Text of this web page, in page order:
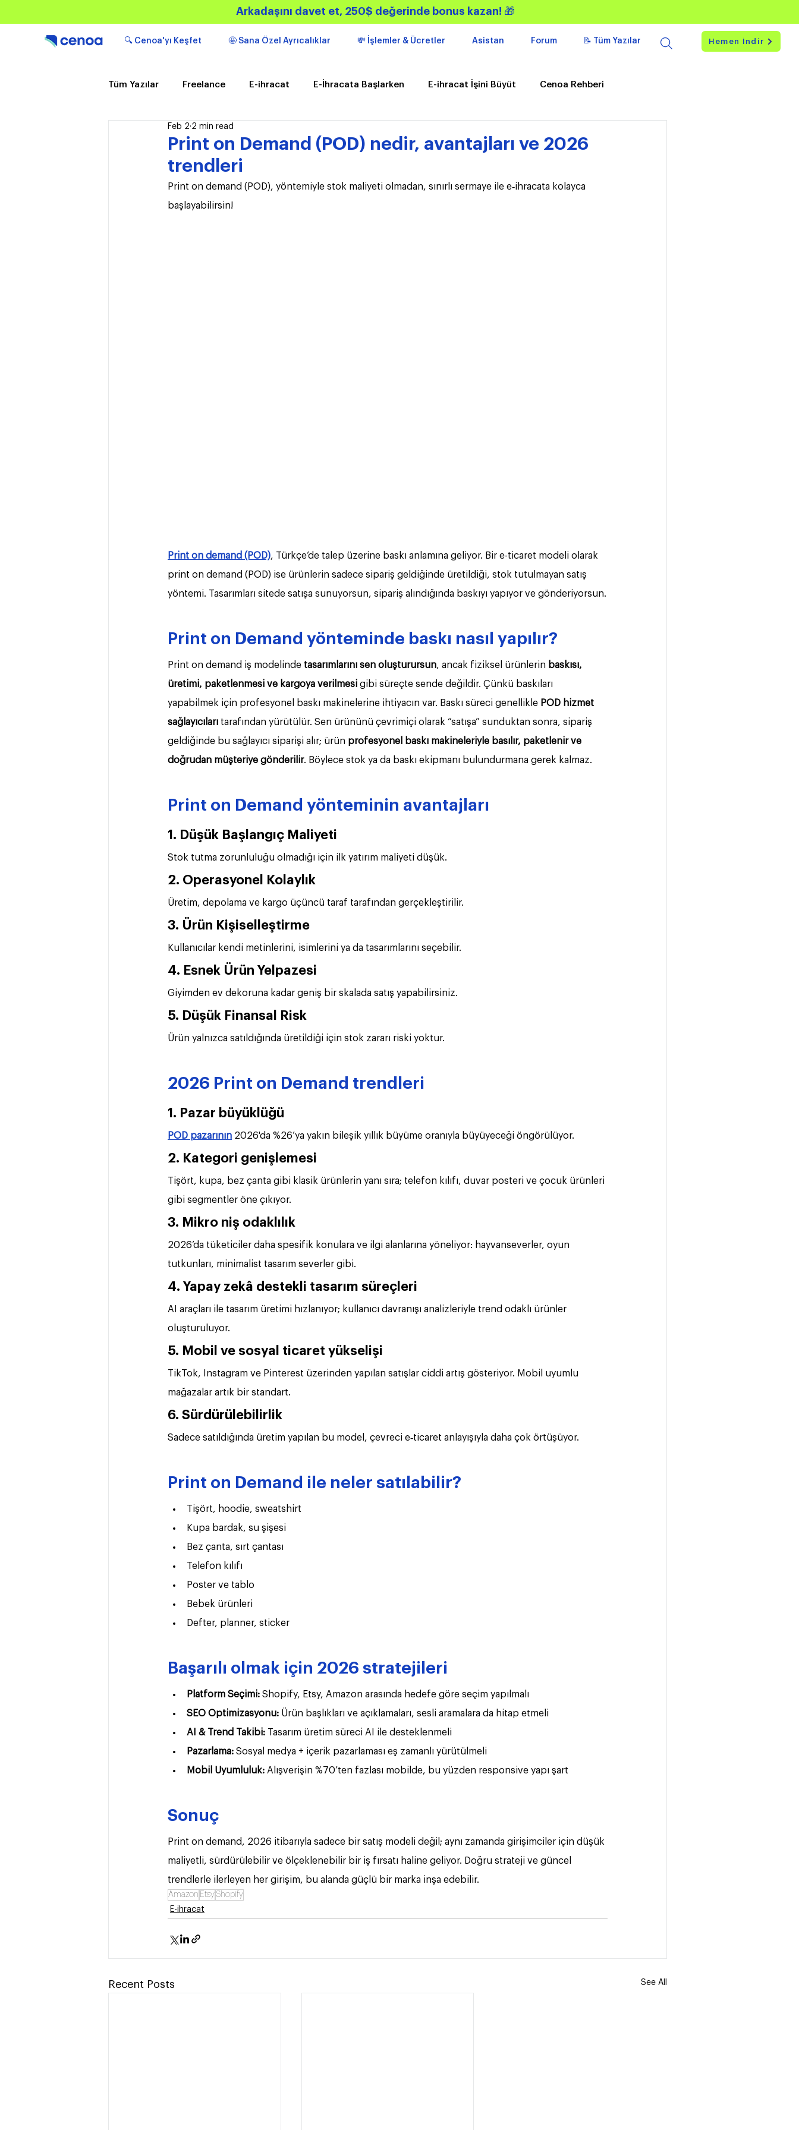
Arkadaşını davet et, 250$ değerinde bonus kazan! 🎁
🔍 Cenoa'yı Keşfet 🤩 Sana Özel Ayrıcalıklar 💸 İşlemler & Ücretler Asistan Forum 📝 Tüm Yazılar Hemen İndir
Tüm Yazılar Freelance E-ihracat E-İhracata Başlarken E-ihracat İşini Büyüt Cenoa Rehberi
Bilgilendirici içerikler
Print on Demand (POD) nedir, avantajları ve 2026
trendleri
Feb 2 2 min read
Print on demand (POD), yöntemiyle stok maliyeti olmadan, sınırlı sermaye ile e‑ihracata kolayca
başlayabilirsin!
Print on demand (POD), Türkçe’de talep üzerine baskı anlamına geliyor. Bir e-ticaret modeli olarak
print on demand (POD) ise ürünlerin sadece sipariş geldiğinde üretildiği, stok tutulmayan satış
yöntemi. Tasarımları sitede satışa sunuyorsun, sipariş alındığında baskıyı yapıyor ve gönderiyorsun.
Print on Demand yönteminde baskı nasıl yapılır?
Print on demand iş modelinde tasarımlarını sen oluşturursun, ancak fiziksel ürünlerin baskısı,
üretimi, paketlenmesi ve kargoya verilmesi gibi süreçte sende değildir. Çünkü baskıları
yapabilmek için profesyonel baskı makinelerine ihtiyacın var. Baskı süreci genellikle POD hizmet
sağlayıcıları tarafından yürütülür. Sen ürününü çevrimiçi olarak “satışa” sunduktan sonra, sipariş
geldiğinde bu sağlayıcı siparişi alır; ürün profesyonel baskı makineleriyle basılır, paketlenir ve
doğrudan müşteriye gönderilir. Böylece stok ya da baskı ekipmanı bulundurmana gerek kalmaz.
Print on Demand yönteminin avantajları
1. Düşük Başlangıç Maliyeti
Stok tutma zorunluluğu olmadığı için ilk yatırım maliyeti düşük.
2. Operasyonel Kolaylık
Üretim, depolama ve kargo üçüncü taraf tarafından gerçekleştirilir.
3. Ürün Kişiselleştirme
Kullanıcılar kendi metinlerini, isimlerini ya da tasarımlarını seçebilir.
4. Esnek Ürün Yelpazesi
Giyimden ev dekoruna kadar geniş bir skalada satış yapabilirsiniz.
5. Düşük Finansal Risk
Ürün yalnızca satıldığında üretildiği için stok zararı riski yoktur.
2026 Print on Demand trendleri
1. Pazar büyüklüğü
POD pazarının 2026'da %26’ya yakın bileşik yıllık büyüme oranıyla büyüyeceği öngörülüyor.
2. Kategori genişlemesi
Tişört, kupa, bez çanta gibi klasik ürünlerin yanı sıra; telefon kılıfı, duvar posteri ve çocuk ürünleri
gibi segmentler öne çıkıyor.
3. Mikro niş odaklılık
2026’da tüketiciler daha spesifik konulara ve ilgi alanlarına yöneliyor: hayvanseverler, oyun
tutkunları, minimalist tasarım severler gibi.
4. Yapay zekâ destekli tasarım süreçleri
AI araçları ile tasarım üretimi hızlanıyor; kullanıcı davranışı analizleriyle trend odaklı ürünler
oluşturuluyor.
5. Mobil ve sosyal ticaret yükselişi
TikTok, Instagram ve Pinterest üzerinden yapılan satışlar ciddi artış gösteriyor. Mobil uyumlu
mağazalar artık bir standart.
6. Sürdürülebilirlik
Sadece satıldığında üretim yapılan bu model, çevreci e‑ticaret anlayışıyla daha çok örtüşüyor.
Print on Demand ile neler satılabilir?
Tişört, hoodie, sweatshirt
Kupa bardak, su şişesi
Bez çanta, sırt çantası
Telefon kılıfı
Poster ve tablo
Bebek ürünleri
Defter, planner, sticker
Başarılı olmak için 2026 stratejileri
Platform Seçimi: Shopify, Etsy, Amazon arasında hedefe göre seçim yapılmalı
SEO Optimizasyonu: Ürün başlıkları ve açıklamaları, sesli aramalara da hitap etmeli
AI & Trend Takibi: Tasarım üretim süreci AI ile desteklenmeli
Pazarlama: Sosyal medya + içerik pazarlaması eş zamanlı yürütülmeli
Mobil Uyumluluk: Alışverişin %70’ten fazlası mobilde, bu yüzden responsive yapı şart
Sonuç
Print on demand, 2026 itibarıyla sadece bir satış modeli değil; aynı zamanda girişimciler için düşük
maliyetli, sürdürülebilir ve ölçeklenebilir bir iş fırsatı haline geliyor. Doğru strateji ve güncel
trendlerle ilerleyen her girişim, bu alanda güçlü bir marka inşa edebilir.
Amazon Etsy Shopify
E-ihracat
Recent Posts See All